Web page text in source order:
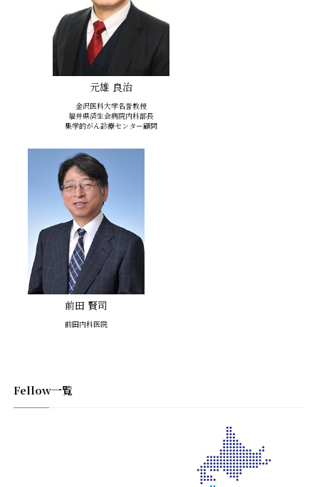
元雄 良治
金沢医科大学名誉教授
福井県済生会病院内科部長
集学的がん診療センター顧問
前田 賢司
前田内科医院
Fellow一覧